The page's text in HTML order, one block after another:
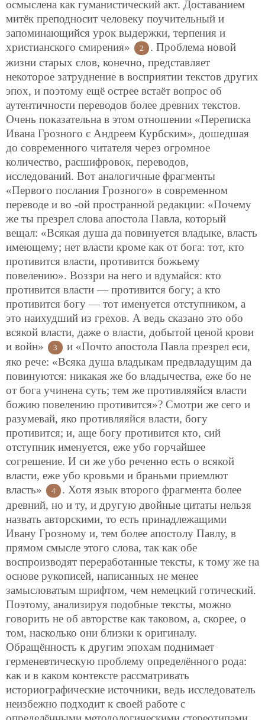
осмыслена как гуманистический акт. Доставанием
митёк преподносит человеку поучительный и
запоминающийся урок выдержки, терпения и
христианского смирения»
2
. Проблема новой
жизни старых слов, конечно, представляет
некоторое затруднение в восприятии текстов других
эпох, и поэтому ещё острее встаёт вопрос об
аутентичности переводов более древних текстов.
Очень показательна в этом отношении «Переписка
Ивана Грозного с Андреем Курбским», дошедшая
до современного читателя через огромное
количество, расшифровок, переводов,
исследований. Вот аналогичные фрагменты
«Первого послания Грозного» в современном
переводе и во -ой пространной редакции: «Почему
же ты презрел слова апостола Павла, который
вещал: «Всякая душа да повинуется владыке, власть
имеющему; нет власти кроме как от бога: тот, кто
противится власти, противится божьему
повелению». Воззри на него и вдумайся: кто
противится власти — противится богу; а кто
противится богу — тот именуется отступником, а
это наихудший из грехов. А ведь сказано это обо
всякой власти, даже о власти, добытой ценой крови
и войн»
3
и «Почто апостола Павла презрел еси,
яко рече: «Всяка душа владыкам предвладущим да
повинуются: никакая же бо владычества, еже бо не
от бога учинена суть; тем же противляяйся власти
божию повелению противится»? Смотри же сего и
разумевай, яко противляяйся власти, богу
противится; и, аще богу противится кто, сий
отступник именуется, еже убо горчайшее
согрешение. И си же убо реченно есть о всякой
власти, еже убо кровьми и браньми приемлют
власть»
4
. Хотя язык второго фрагмента более
древний, но и ту, и другую двойные цитаты нельзя
назвать авторскими, то есть принадлежащими
Ивану Грозному и, тем более апостолу Павлу, в
прямом смысле этого слова, так как обе
воспроизводят переработанные тексты, к тому же на
основе рукописей, написанных не менее
замысловатым шрифтом, чем немецкий готический.
Поэтому, анализируя подобные тексты, можно
говорить не об авторстве как таковом, а, скорее, о
том, насколько они близки к оригиналу.
Обращённость к другим эпохам поднимает
герменевтическую проблему определённого рода:
как и в каком контексте рассматривать
историографические источники, ведь исследователь
неизбежно подходит к своей работе с